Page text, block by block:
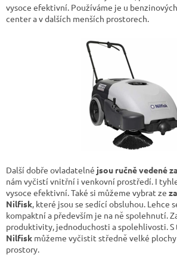
s
u
vysoce efektivní. Používáme je u
center a v dalších menších prostorech.
Další dobře ovladatelné jsou ručně vedené
nám vyčistí vnitřní i venkovní prostředí. I
vysoce efektivní. Také si můžeme vybrat ze
Nilfisk, které jsou se sedící obsluhou. Lehce
kompaktní a především je na ně spolehnutí.
produktivity, jednoduchosti a spolehlivosti.
Nilfisk můžeme vyčistit středně velké
prostory.